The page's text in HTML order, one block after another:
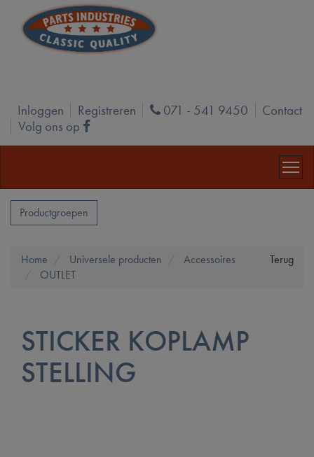
Inloggen Registreren Phone
071 - 541 9450
Contact
Volg ons op
Facebook
Productgroepen
Terug
Home Universele producten
Accessoires
OUTLET
STICKER KOPLAMP
STELLING